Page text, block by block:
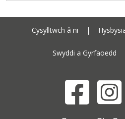
Cysylltwch â ni |
Swyddi a Gyrfaoedd
Facebook